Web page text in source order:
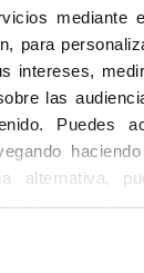
mediante
para
intereses,
las
Puedes
alternativa,
y
Para más